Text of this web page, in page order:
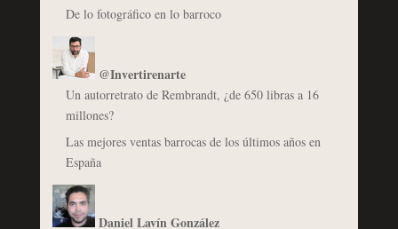
De lo fotográfico en lo barroco
@Invertirenarte
Un autorretrato de Rembrandt, ¿de 650 libras a 16
millones?
Las mejores ventas barrocas de los últimos años en
España
Daniel Lavín González